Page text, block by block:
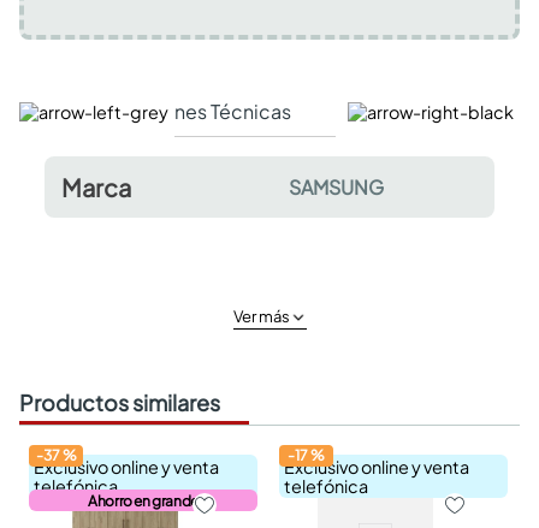
Especificaciones Técnicas Comentarios y
Marca SAMSUNG
Ver más
Productos similares
Exclusivo online y venta
telefónica
Ahorro en grande
-37%
Exclusivo online y venta
telefónica
-17%